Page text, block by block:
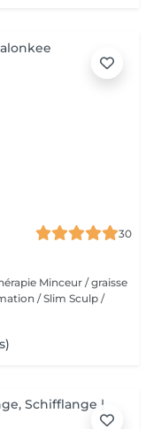
30
Minceur / graisse
/ Slim Sculp /